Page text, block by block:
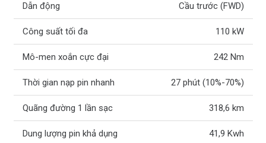
Dẫn động Cầu trước (FWD)
Công suất tối đa 110 kW
Mô-men xoắn cực đại 242 Nm
Thời gian nạp pin nhanh 27 phút (10%-70%)
Quãng đường 1 lần sạc 318,6 km
Dung lượng pin khả dụng 41,9 Kwh